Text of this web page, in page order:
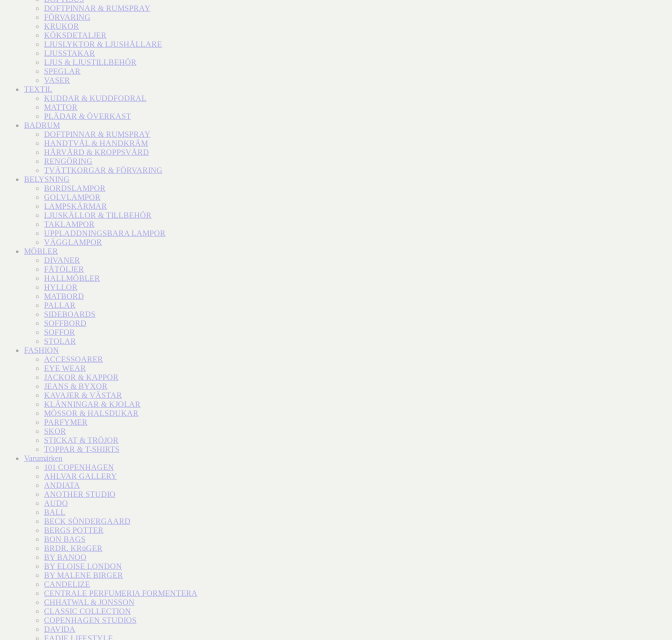
DOFTPINNAR & RUMSPRAY
FÖRVARING
KRUKOR
KÖKSDETALJER
LJUSLYKTOR & LJUSHÅLLARE
LJUSSTAKAR
LJUS & LJUSTILLBEHÖR
SPEGLAR
VASER
TEXTIL
KUDDAR & KUDDFODRAL
MATTOR
PLÄDAR & ÖVERKAST
BADRUM
DOFTPINNAR & RUMSPRAY
HANDTVÅL & HANDKRÄM
HÅRVÅRD & KROPPSVÅRD
RENGÖRING
TVÄTTKORGAR & FÖRVARING
BELYSNING
BORDSLAMPOR
GOLVLAMPOR
LAMPSKÄRMAR
LJUSKÄLLOR & TILLBEHÖR
TAKLAMPOR
UPPLADDNINGSBARA LAMPOR
VÄGGLAMPOR
MÖBLER
DIVANER
FÅTÖLJER
HALLMÖBLER
HYLLOR
MATBORD
PALLAR
SIDEBOARDS
SOFFBORD
SOFFOR
STOLAR
FASHION
ACCESSOARER
EYE WEAR
JACKOR & KAPPOR
JEANS & BYXOR
KAVAJER & VÄSTAR
KLÄNNINGAR & KJOLAR
MÖSSOR & HALSDUKAR
PARFYMER
SKOR
STICKAT & TRÖJOR
TOPPAR & T-SHIRTS
Varumärken
101 COPENHAGEN
AHLVAR GALLERY
ANDIATA
ANOTHER STUDIO
AUDO
BALL
BECK SÖNDERGAARD
BERGS POTTER
BON BAGS
BRDR. KRüGER
BY BANOO
BY ELOISE LONDON
BY MALENE BIRGER
CANDELIZE
CENTRALE PERFUMERIA FORMENTERA
CHHATWAL & JONSSON
CLASSIC COLLECTION
COPENHAGEN STUDIOS
DAVIDA
EADIE LIFESTYLE